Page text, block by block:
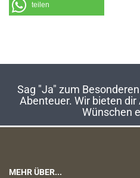
teilen
Sag "Ja" zum
Abenteuer. Wir bieten
Wünschen
MEHR ÜBER...